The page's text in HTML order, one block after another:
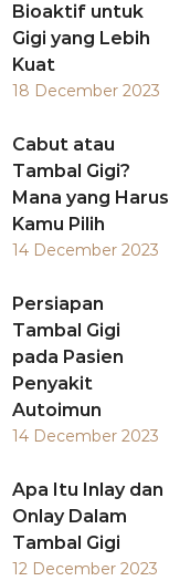
Bioaktif untuk
Gigi yang Lebih
Kuat
18 December 2023
Cabut atau
Tambal Gigi?
Mana yang Harus
Kamu Pilih
14 December 2023
Persiapan
Tambal Gigi
pada Pasien
Penyakit
Autoimun
14 December 2023
Apa Itu Inlay dan
Onlay Dalam
Tambal Gigi
12 December 2023